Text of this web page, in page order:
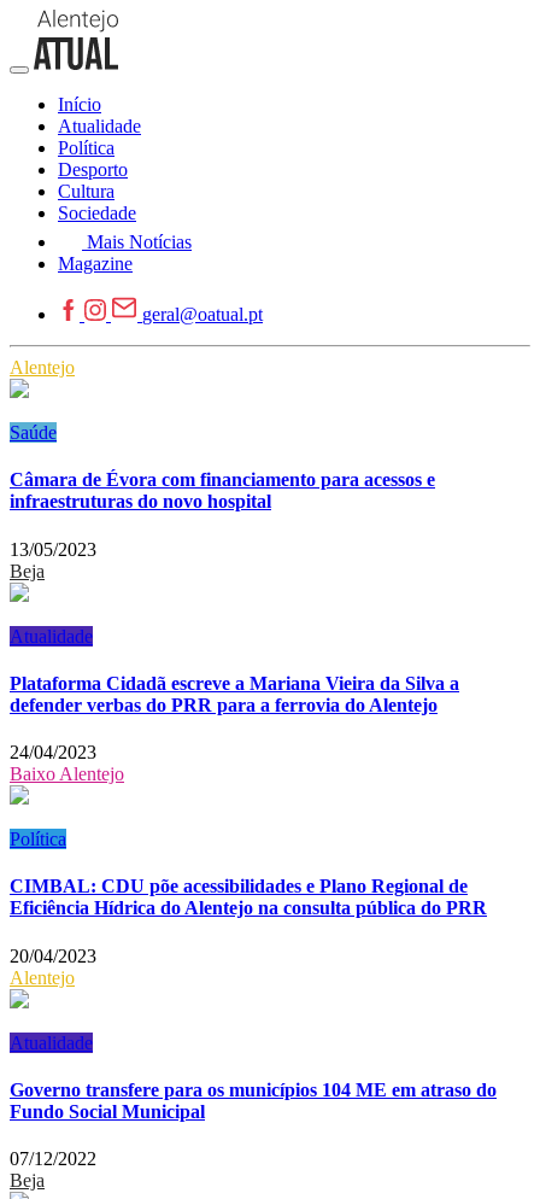
Início
Atualidade
Política
Desporto
Cultura
Sociedade
Mais Notícias
Magazine
geral@oatual.pt
Alentejo
Saúde
Câmara de Évora com financiamento para acessos e
infraestruturas do novo hospital
13/05/2023
Beja
Atualidade
Plataforma Cidadã escreve a Mariana Vieira da Silva a
defender verbas do PRR para a ferrovia do Alentejo
24/04/2023
Baixo Alentejo
Política
CIMBAL: CDU põe acessibilidades e Plano Regional de
Eficiência Hídrica do Alentejo na consulta pública do PRR
20/04/2023
Alentejo
Atualidade
Governo transfere para os municípios 104 ME em atraso do
Fundo Social Municipal
07/12/2022
Beja